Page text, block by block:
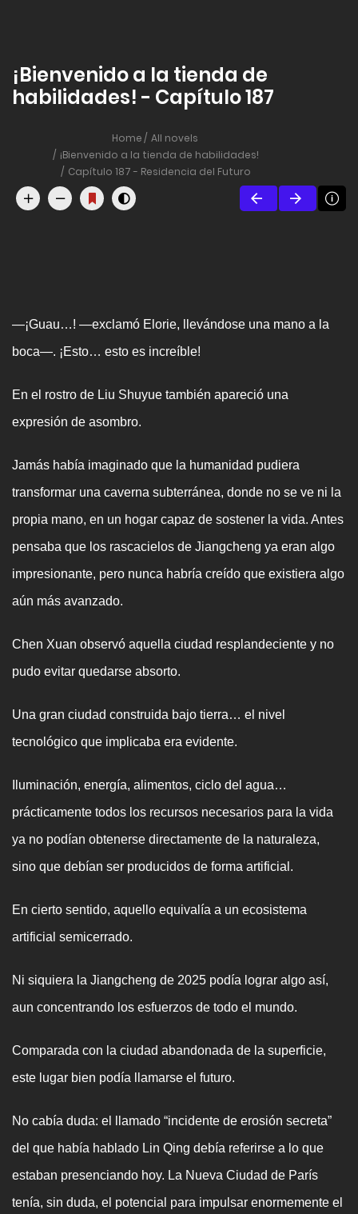
¡Bienvenido a la tienda de
habilidades! - Capítulo 187
Home
All novels
¡Bienvenido a la tienda de habilidades!
Capítulo 187 - Residencia del Futuro
—¡Guau…! —exclamó Elorie, llevándose una mano a la
boca—. ¡Esto… esto es increíble!
En el rostro de Liu Shuyue también apareció una
expresión de asombro.
Jamás había imaginado que la humanidad pudiera
transformar una caverna subterránea, donde no se ve ni la
propia mano, en un hogar capaz de sostener la vida. Antes
pensaba que los rascacielos de Jiangcheng ya eran algo
impresionante, pero nunca habría creído que existiera algo
aún más avanzado.
Chen Xuan observó aquella ciudad resplandeciente y no
pudo evitar quedarse absorto.
Una gran ciudad construida bajo tierra… el nivel
tecnológico que implicaba era evidente.
Iluminación, energía, alimentos, ciclo del agua…
prácticamente todos los recursos necesarios para la vida
ya no podían obtenerse directamente de la naturaleza,
sino que debían ser producidos de forma artificial.
En cierto sentido, aquello equivalía a un ecosistema
artificial semicerrado.
Ni siquiera la Jiangcheng de 2025 podía lograr algo así,
aun concentrando los esfuerzos de todo el mundo.
Comparada con la ciudad abandonada de la superficie,
este lugar bien podía llamarse el futuro.
No cabía duda: el llamado “incidente de erosión secreta”
del que había hablado Lin Qing debía referirse a lo que
estaban presenciando hoy. La Nueva Ciudad de París
tenía, sin duda, el potencial para impulsar enormemente el